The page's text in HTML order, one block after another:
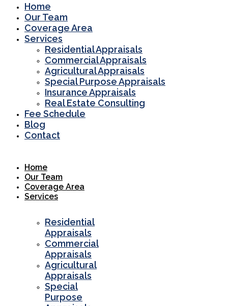
Home
Our Team
Coverage Area
Services
Residential Appraisals
Commercial Appraisals
Agricultural Appraisals
Special Purpose Appraisals
Insurance Appraisals
Real Estate Consulting
Fee Schedule
Blog
Contact
Home
Our Team
Coverage Area
Services
Residential
Appraisals
Commercial
Appraisals
Agricultural
Appraisals
Special
Purpose